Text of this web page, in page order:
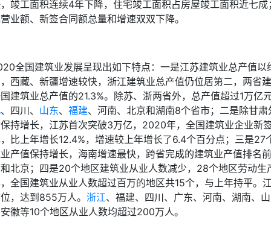
竣工面积连续4年下降，住宅竣工面积占房屋竣工面积近七
业额、新签合同额总量和增速双双下降。
全国建筑业发展呈现出如下特点：一是江苏建筑业总产值以
西藏、新疆增速较快，浙江建筑业总产值仍位居第二，两省
建筑业总产值的21.3%。除苏、浙两省外，总产值超过1万亿
、四川、 山东、 福建、河南、北京和湖南8个省市；二是除甘
持增长，江苏首次突破3万亿，2020年，全国建筑业企业新
比上年增长12.4%，增速较上年增长了6.4个百分点；三是27
产值保持增长，海南增速最快，跨省完成的建筑业产值排名
北京；四是20个地区建筑业从业人数减少，28个地区劳动
全国建筑业从业人数超过百万的地区共15个，与上年持平。
，达到855万人。 浙江、福建、四川、广东、河南、湖南、
徽等10个地区从业人数均超过200万人。